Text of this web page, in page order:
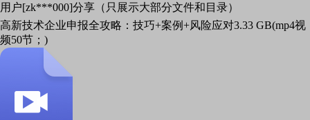
用户[zk***000]分享（只展示大部分文件和目录）
高新技术企业申报全攻略：技巧+案例+风险应对3.33 GB(mp4视
频50节；)